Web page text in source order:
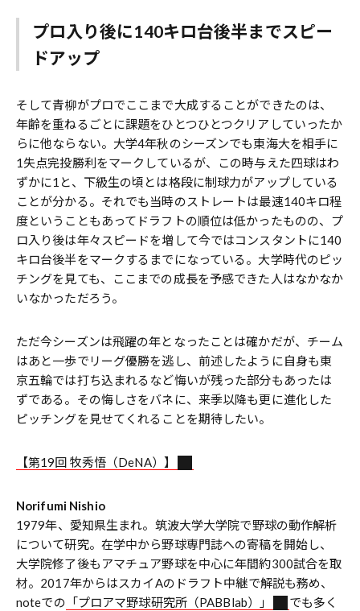
プロ入り後に140キロ台後半までスピー
ドアップ
そして青柳がプロでここまで大成することができたのは、
年齢を重ねるごとに課題をひとつひとつクリアしていったか
らに他ならない。大学4年秋のシーズンでも東海大を相手に
1失点完投勝利をマークしているが、この時与えた四球はわ
ずかに1と、下級生の頃とは格段に制球力がアップしている
ことが分かる。それでも当時のストレートは最速140キロ程
度ということもあってドラフトの順位は低かったものの、プ
ロ入り後は年々スピードを増して今ではコンスタントに140
キロ台後半をマークするまでになっている。大学時代のピッ
チングを見ても、ここまでの成長を予感できた人はなかなか
いなかっただろう。
ただ今シーズンは飛躍の年となったことは確かだが、チーム
はあと一歩でリーグ優勝を逃し、前述したように自身も東
京五輪では打ち込まれるなど悔いが残った部分もあったは
ずである。その悔しさをバネに、来季以降も更に進化した
ピッチングを見せてくれることを期待したい。
【第19回 牧秀悟（DeNA）】
Norifumi Nishio
1979年、愛知県生まれ。筑波大学大学院で野球の動作解析
について研究。在学中から野球専門誌への寄稿を開始し、
大学院修了後もアマチュア野球を中心に年間約300試合を取
材。2017年からはスカイAのドラフト中継で解説も務め、
noteでの 「プロアマ野球研究所（PABBlab）」
でも多く